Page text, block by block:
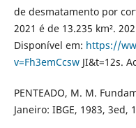
de desmatamento por
2021 é de 13.235 km².
Disponível em: https://
v=Fh3emCcswJI&t=12s.
PENTEADO, M. M.
Janeiro: IBGE, 1983, 3ed,